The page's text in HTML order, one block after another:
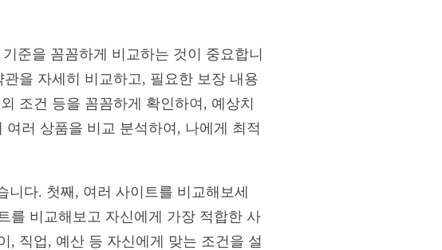
준을 꼼꼼하게 비교하는 것이 중요합니
을 자세히 비교하고, 필요한 보장 내용
조건 등을 꼼꼼하게 확인하여, 예상치
러 상품을 비교 분석하여, 나에게 최적
니다. 첫째, 여러 사이트를 비교해보세
를 비교해보고 자신에게 가장 적합한 사
, 직업, 예산 등 자신에게 맞는 조건을 설